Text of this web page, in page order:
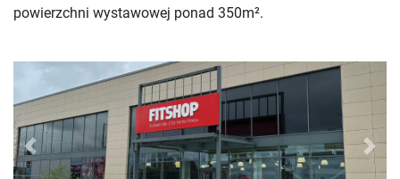
powierzchni wystawowej ponad 350m².
Previous Next